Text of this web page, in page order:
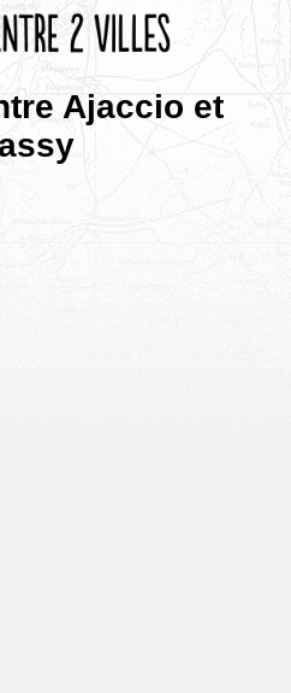
Ajaccio et